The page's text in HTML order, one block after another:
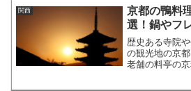
くても大阪で
海道料理を楽
関西
京都の鴨料
選！鍋やフ
歴史ある寺院
の観光地の京
老舗の料亭の